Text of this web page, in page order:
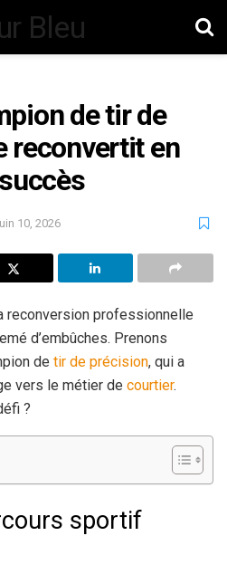
Bleu
de tir de
reconvertit en
10, 2026
reconversion professionnelle
d’embûches. Prenons
de tir de précision, qui a
vers le métier de courtier.
?
sportif